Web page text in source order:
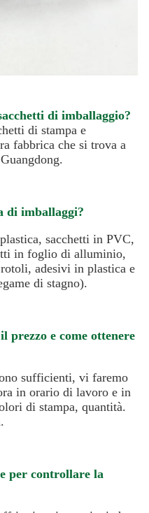
di imballaggio?
di stampa e
fabbrica che si trova a
imballaggi?